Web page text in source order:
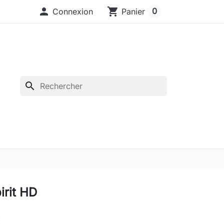
 Connexion shopping_cart Panier 0
search
HD